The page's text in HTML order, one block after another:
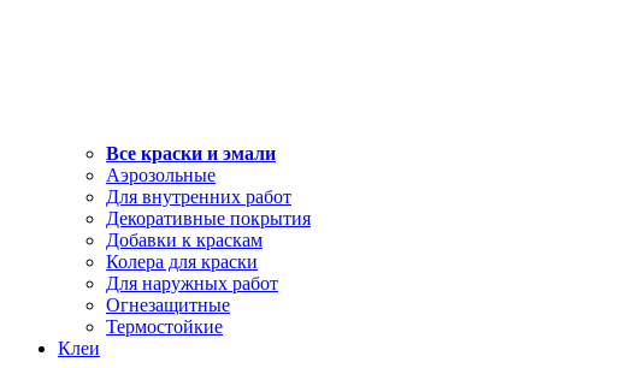
Все краски и эмали
Аэрозольные
Для внутренних работ
Декоративные покрытия
Добавки к краскам
Колера для краски
Для наружных работ
Огнезащитные
Термостойкие
Клеи